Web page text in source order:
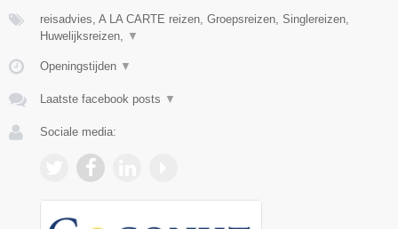
reisadvies, A LA CARTE reizen, Groepsreizen, Singlereizen,
Huwelijksreizen,
▼
Openingstijden ▼
Laatste facebook posts ▼
Sociale media: